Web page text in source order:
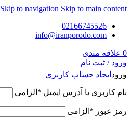
Skip to navigation Skip to main content
02166745526
info@iranporodo.com
0 علاقه مندی
ورود / ثبت نام
ورود ایجاد حساب کاربری
نام کاربری یا آدرس ایمیل * الزامی
رمز عبور * الزامی